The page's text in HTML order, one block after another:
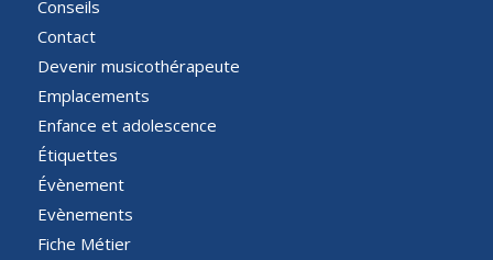
Conseils
Contact
Devenir musicothérapeute
Emplacements
Enfance et adolescence
Étiquettes
Évènement
Evènements
Fiche Métier